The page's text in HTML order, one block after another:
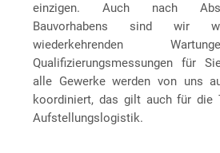
einzigen. Auch nach
Bauvorhabens sind wir
wiederkehrenden
Qualifizierungsmessungen für
alle Gewerke werden von uns
koordiniert, das gilt auch für die
Aufstellungslogistik.